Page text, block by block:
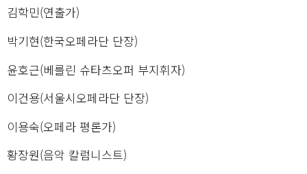
김학민(연출가)
박기현(한국오페라단 단장)
윤호근(베를린 슈타츠오퍼 부지휘자)
이건용(서울시오페라단 단장)
이용숙(오페라 평론가)
황장원(음악 칼럼니스트)